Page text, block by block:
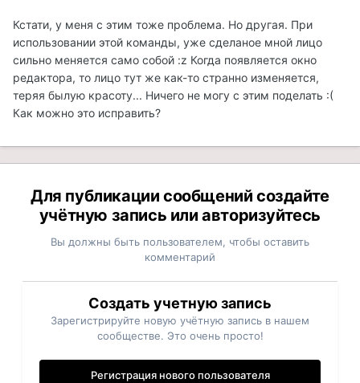
Кстати, у меня с этим тоже проблема. Но другая. При
использовании этой команды, уже сделаное мной лицо
сильно меняется само собой :z Когда появляется окно
редактора, то лицо тут же как-то странно изменяется,
теряя былую красоту... Ничего не могу с этим поделать :(
Как можно это исправить?
Для публикации сообщений создайте
учётную запись или авторизуйтесь
Вы должны быть пользователем, чтобы оставить
комментарий
Создать учетную запись
Зарегистрируйте новую учётную запись в нашем
сообществе. Это очень просто!
Регистрация нового пользователя